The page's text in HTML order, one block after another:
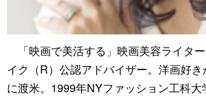
「映画で美活する」映画美容ライタ
イク（R）公認アドバイザー。洋画好
に渡米。1999年NYファッション工科大